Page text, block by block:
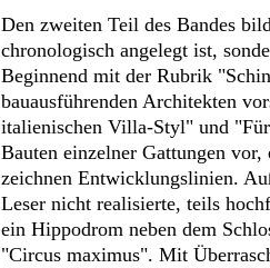
Den zweiten Teil des Bandes
chronologisch angelegt ist,
Beginnend mit der Rubrik
bauausführenden Architekten
italienischen Villa-Styl" und
Bauten einzelner Gattungen
zeichnen Entwicklungslinien.
Leser nicht realisierte, teils
ein Hippodrom neben dem
"Circus maximus". Mit